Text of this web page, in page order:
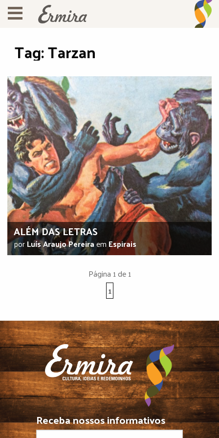
Tag:Tarzan
ALÉM DAS LETRAS
porLuís Araujo PereiraemEspirais
Página 1 de 1
1
Receba nossos informativos